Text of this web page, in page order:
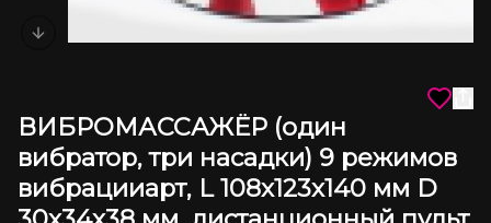
ВИБРОМАССАЖЁР (один
вибратор, три насадки) 9 режимов
вибрацииарт, L 108x123x140 мм D